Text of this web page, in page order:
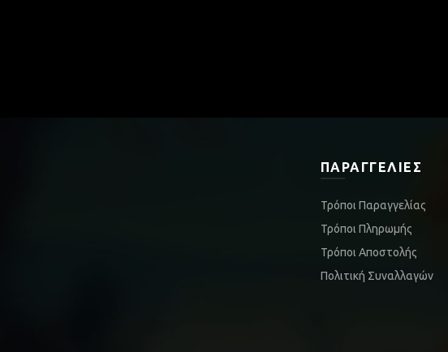
ΠΑΡΑΓΓΕΛΊΕΣ
Τρόποι Παραγγελίας
Τρόποι Πληρωμής
Τρόποι Αποστολής
Πολιτική Συναλλαγών